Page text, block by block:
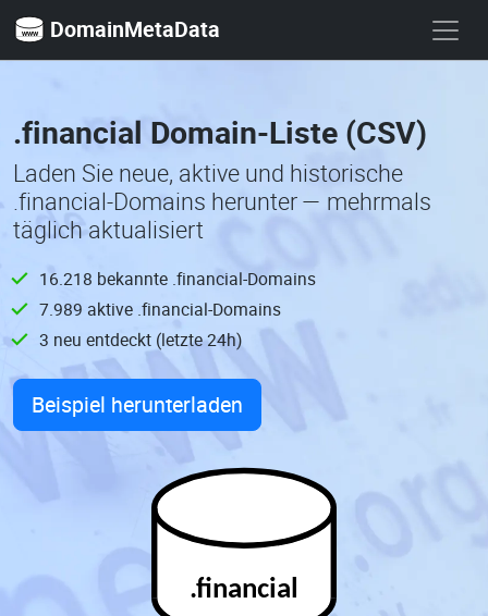
DomainMetaData
.financial Domain-Liste (CSV)
Laden Sie neue, aktive und historische
.financial-Domains herunter — mehrmals
täglich aktualisiert
16.218 bekannte .financial-Domains
7.989 aktive .financial-Domains
3 neu entdeckt (letzte 24h)
Beispiel herunterladen
.financial